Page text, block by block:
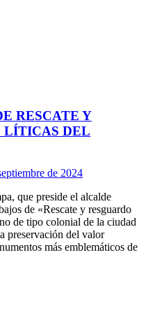
RESCATE Y
LÍTICAS DEL
de 2024
que preside el alcalde
de «Rescate y resguardo
de tipo colonial de la ciudad
preservación del valor
más emblemáticos de